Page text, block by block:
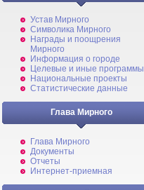
Устав Мирного
Символика Мирного
Награды и поощрения
Мирного
Информация о городе
Целевые и иные программы
Национальные проекты
Статистические данные
Глава Мирного
Глава Мирного
Документы
Отчеты
Интернет-приемная